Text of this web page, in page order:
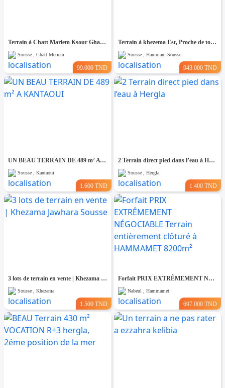
Terrain à Chatt Mariem Ksour Gharnata
Sousse , Chatt Meriem
99.000 TND
Terrain à khezema Est, Proche de toutes Commodités
Sousse , Hammam Sousse
943.000 TND
UN BEAU TERRAIN DE 489 m² A KANTAOUI
Sousse , Kantaoui
1.600 TND
2 Terrain direct pied dans l’eau à Hergla
Sousse , Hergla
1.400 TND
3 lots de terrain en vente | Khezama Jawhara Sousse
Sousse , Khezama
1.500 TND
Forfait PRIX EXTRÊMEMENT NÉGOCIABLE Terrain entièrement clôturé à HAMMAMET 8200m²
Nabeul , Hammamet
697.000 TND